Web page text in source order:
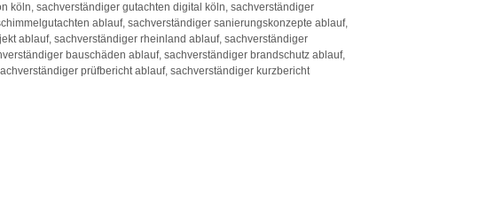
köln, sachverständiger gutachten digital köln, sachverständiger
ablauf, sachverständiger sanierungskonzepte ablauf,
ablauf, sachverständiger rheinland ablauf, sachverständiger
bauschäden ablauf, sachverständiger brandschutz ablauf,
prüfbericht ablauf, sachverständiger kurzbericht